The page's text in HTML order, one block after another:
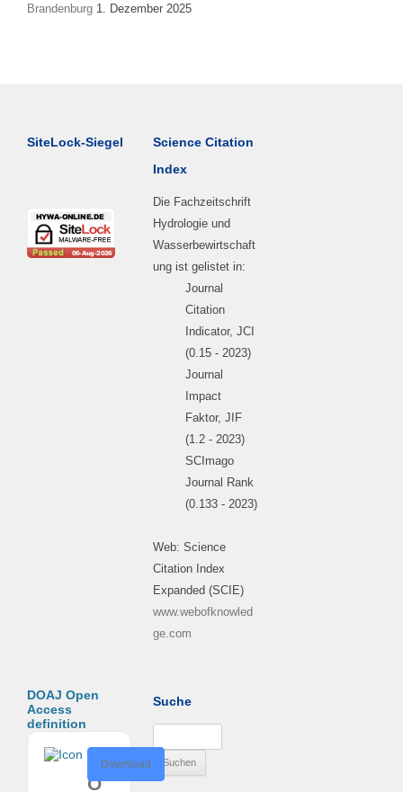
Brandenburg 1. Dezember 2025
SiteLock-Siegel
Science Citation
Index
Die Fachzeitschrift
Hydrologie und
Wasserbewirtschaft
ung ist gelistet in:
Journal
Citation
Indicator, JCI
(0.15 - 2023)
Journal
Impact
Faktor, JIF
(1.2 - 2023)
SCImago
Journal Rank
(0.133 - 2023)
Web: Science
Citation Index
Expanded (SCIE)
www.webofknowled
ge.com
DOAJ Open
Access
definition
O
Download
Suche
nach: